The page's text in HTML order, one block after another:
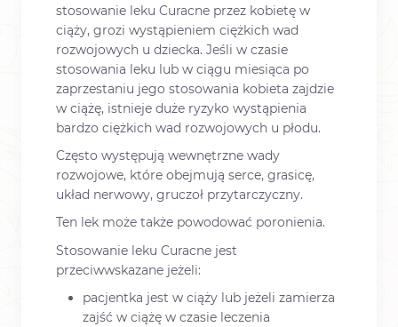
stosowanie leku Curacne przez kobietę w
ciąży, grozi wystąpieniem ciężkich wad
rozwojowych u dziecka. Jeśli w czasie
stosowania leku lub w ciągu miesiąca po
zaprzestaniu jego stosowania kobieta zajdzie
w ciążę, istnieje duże ryzyko wystąpienia
bardzo ciężkich wad rozwojowych u płodu.
Często występują wewnętrzne wady
rozwojowe, które obejmują serce, grasicę,
układ nerwowy, gruczoł przytarczyczny.
Ten lek może także powodować poronienia.
Stosowanie leku Curacne jest
przeciwwskazane jeżeli:
pacjentka jest w ciąży lub jeżeli zamierza
zajść w ciążę w czasie leczenia